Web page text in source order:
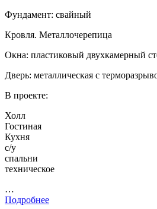
Фундамент: свайный
Кровля. Металлочерепица
Окна: пластиковый двухкамерный
Дверь: металлическая с
В проекте:
Холл
Гостиная
Кухня
с/у
спальни
техническое
…
Подробнее